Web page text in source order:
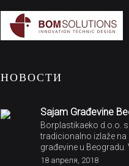
НОВОСТИ
Sajam Građevine
Borplastikaeko d.o.o.
tradicionalno izlaže na
građevine u Beogradu.
18 апреля, 2018